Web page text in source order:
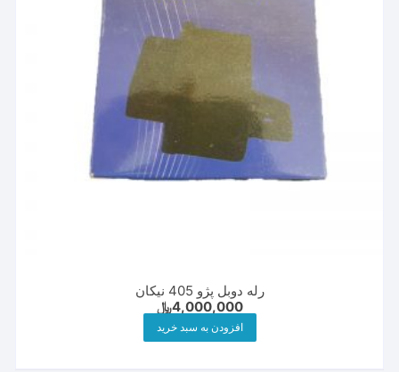
رله دوبل پژو 405 نیکان
4,000,000﷼
افزودن به سبد خرید